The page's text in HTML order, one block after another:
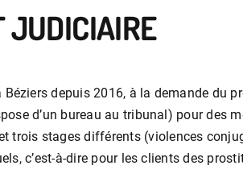
JUDICIAIRE
depuis 2016, à la demande du
d’un bureau au tribunal) pour des
trois stages différents (violences
c’est-à-dire pour les clients des